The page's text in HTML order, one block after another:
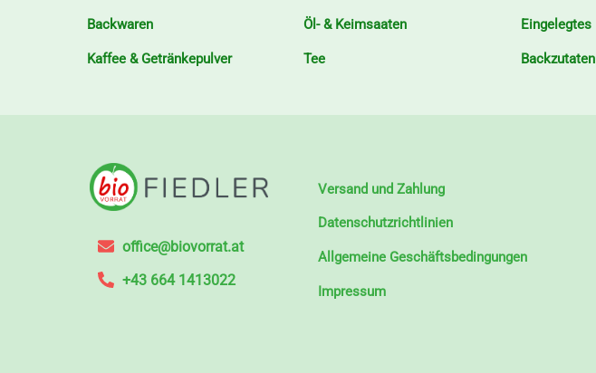
Backwaren
Kaffee & Getränkepulver
Öl- & Keimsaaten
Tee
Eingelegtes
Backzutaten
office@biovorrat.at
+43 664 1413022
Versand und Zahlung
Datenschutzrichtlinien
Allgemeine Geschäftsbedingungen
Impressum